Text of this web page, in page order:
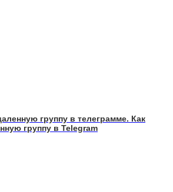
группу в телеграмме. Как
группу в Telegram